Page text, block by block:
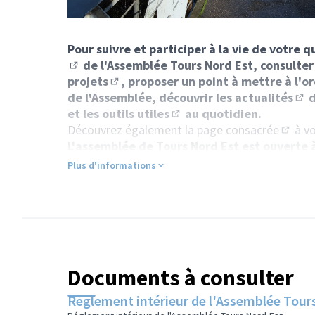
Pour suivre et participer à la vie de votre
(S'ouvre dans un nouvel onglet)
de l'Assemblée Tours Nord Est,
projets
(S'ouvre dans un nouvel onglet)
, proposer un point à mettre à l
de l'Assemblée, découvrir les actualités
et les outils utiles
(S'ouvre dans un nouvel
au quotidien.
Découvrez également la page consacrée
(Lien
à
son secteur, ainsi que les associations et
Plus d'informations
Documents à consulter
Réglement intérieur de l'Assemblée